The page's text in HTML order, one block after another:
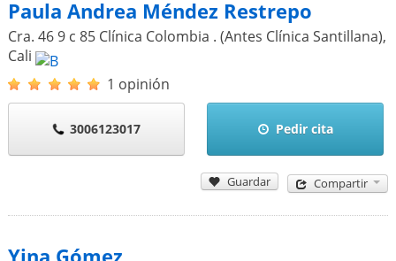
Paula Andrea Méndez Restrepo
Cra. 46 9 c 85 Clínica Colombia . (Antes Clínica Santillana),
Cali
1 opinión
3006123017 Pedir cita
Guardar Compartir